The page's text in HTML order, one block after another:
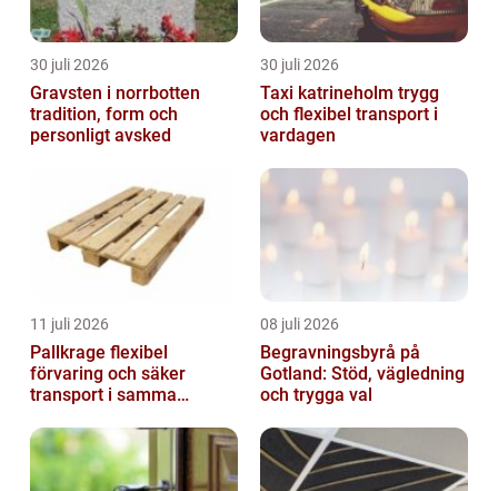
30 juli 2026
Gravsten i norrbotten
tradition, form och
personligt avsked
30 juli 2026
Taxi katrineholm trygg
och flexibel transport i
vardagen
11 juli 2026
Pallkrage flexibel
förvaring och säker
transport i samma
08 juli 2026
Begravningsbyrå på
Gotland: Stöd, vägledning
och trygga val